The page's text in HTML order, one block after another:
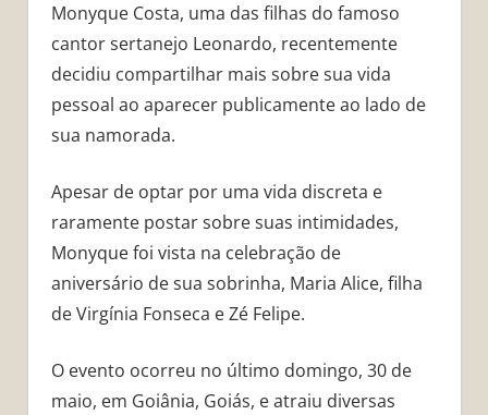
Monyque Costa, uma das filhas do famoso
cantor sertanejo Leonardo, recentemente
decidiu compartilhar mais sobre sua vida
pessoal ao aparecer publicamente ao lado de
sua namorada.
Apesar de optar por uma vida discreta e
raramente postar sobre suas intimidades,
Monyque foi vista na celebração de
aniversário de sua sobrinha, Maria Alice, filha
de Virgínia Fonseca e Zé Felipe.
O evento ocorreu no último domingo, 30 de
maio, em Goiânia, Goiás, e atraiu diversas